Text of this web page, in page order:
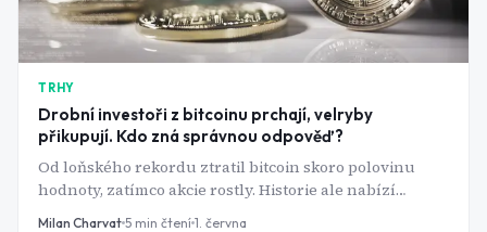
TRHY
Drobní investoři z bitcoinu prchají, velryby
přikupují. Kdo zná správnou odpověď?
Od loňského rekordu ztratil bitcoin skoro polovinu
hodnoty, zatímco akcie rostly. Historie ale nabízí
pozoruhodně konzistentní scénář - a velcí hráči sázejí
Milan Charvat 5 min čtení 1. června